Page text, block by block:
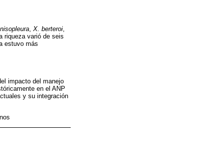
X. berteroi
riqueza varió de seis
estuvo más
impacto del manejo
en el ANP
y su integración